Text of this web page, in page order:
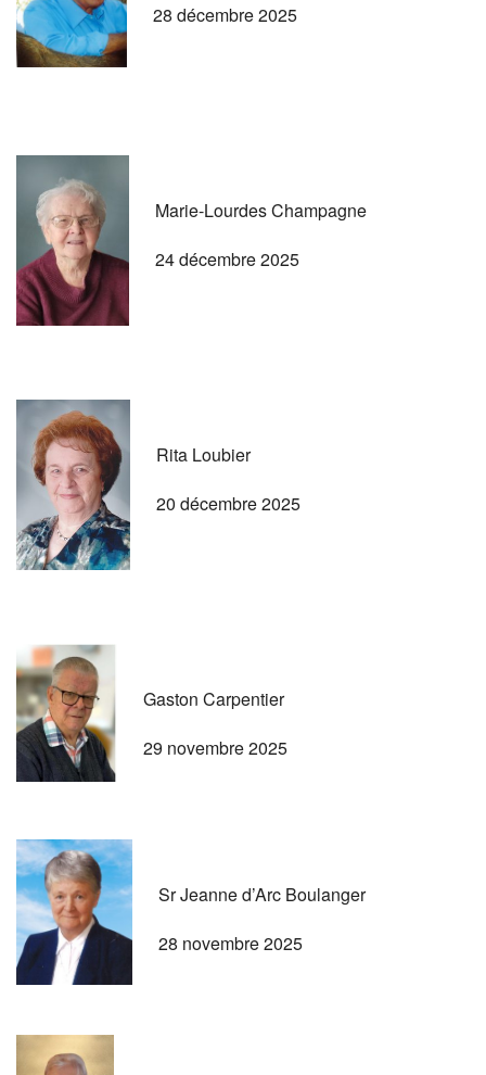
28 décembre 2025
Marie-Lourdes Champagne
24 décembre 2025
Rita Loubier
20 décembre 2025
Gaston Carpentier
29 novembre 2025
Sr Jeanne d’Arc Boulanger
28 novembre 2025